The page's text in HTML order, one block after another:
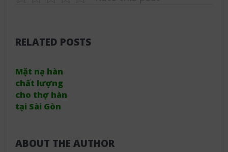
RELATED POSTS
Mặt nạ hàn
chất lượng
cho thợ hàn
tại Sài Gòn
ABOUT THE AUTHOR